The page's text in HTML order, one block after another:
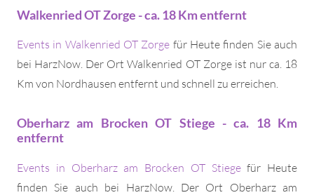
Walkenried OT Zorge - ca. 18 Km entfernt
Events in Walkenried OT Zorge für Heute finden Sie auch
bei HarzNow. Der Ort Walkenried OT Zorge ist nur ca. 18
Km von Nordhausen entfernt und schnell zu erreichen.
Oberharz am Brocken OT Stiege - ca. 18 Km
entfernt
Events in Oberharz am Brocken OT Stiegefür Heute
finden Sie auch bei HarzNow. Der Ort Oberharz am